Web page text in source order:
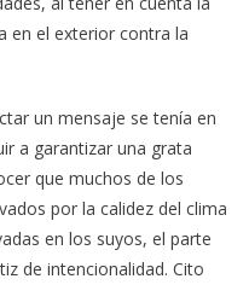
en el exterior contra la
un mensaje se tenía en
a garantizar una grata
que muchos de los
por la calidez del clima
en los suyos, el parte
de intencionalidad. Cito